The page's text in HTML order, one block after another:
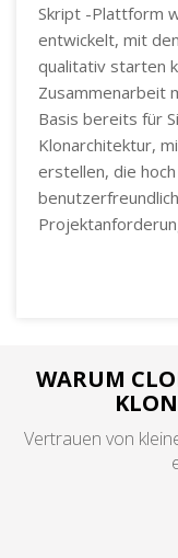
Skript -Plattform
entwickelt, mit
qualitativ starten
Zusammenarbeit
Basis bereits für
Klonarchitektur,
erstellen, die
WARUM
Vertrauen von